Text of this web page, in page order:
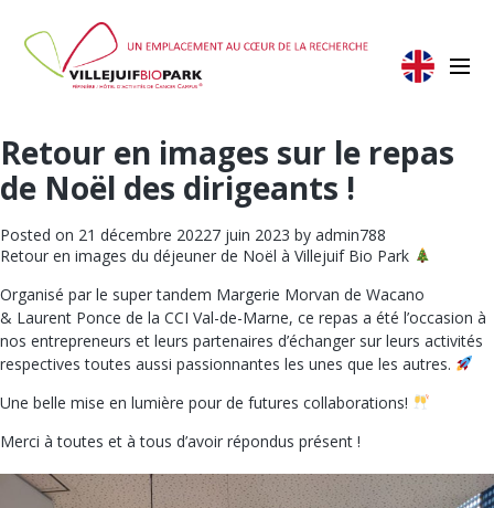
Retour en images sur le repas
de Noël des dirigeants !
Posted on 21 décembre 20227 juin 2023 by admin788
Retour en images du déjeuner de Noël à Villejuif Bio Park
Organisé par le super tandem Margerie Morvan de Wacano
& Laurent Ponce de la CCI Val-de-Marne, ce repas a été l’occasion à
nos entrepreneurs et leurs partenaires d’échanger sur leurs activités
respectives toutes aussi passionnantes les unes que les autres.
Une belle mise en lumière pour de futures collaborations!
Merci à toutes et à tous d’avoir répondus présent !